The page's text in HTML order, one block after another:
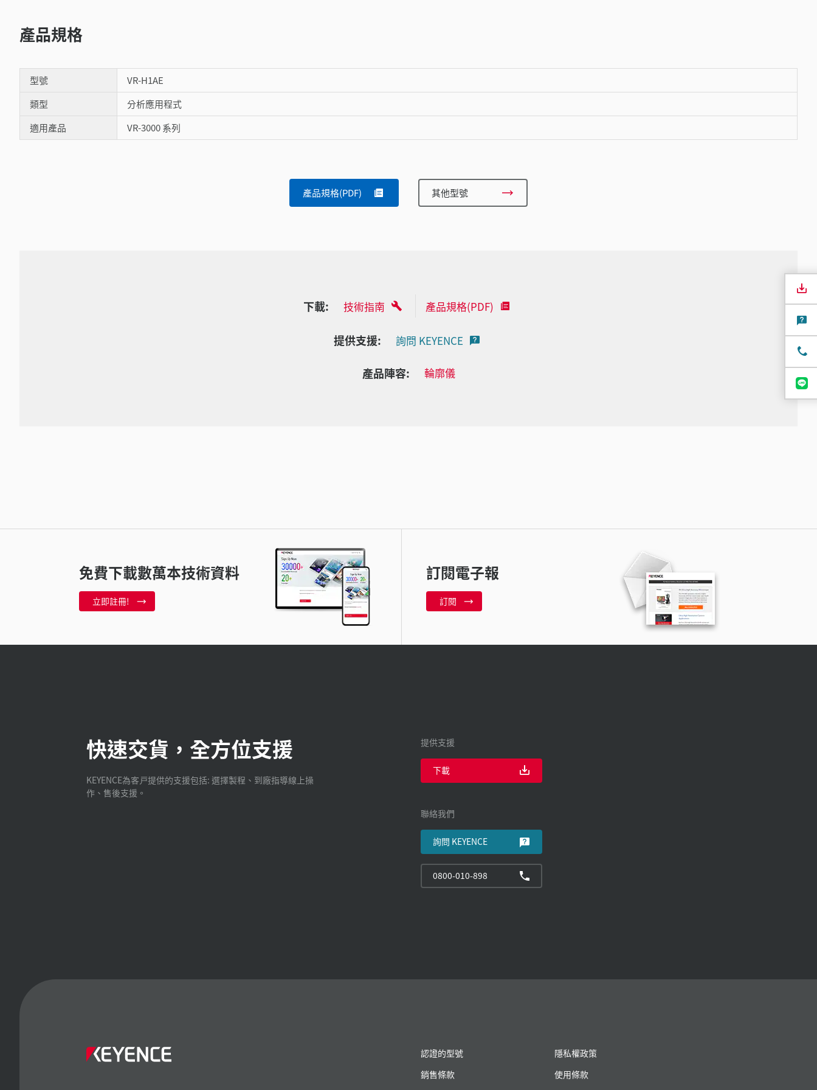
產品規格
型號
VR-H1AE
類型
分析應用程式
適用產品
VR-3000 系列
產品規格(PDF) 其他型號
下載: 技術指南 產品規格(PDF)
提供支援: 詢問 KEYENCE
產品陣容: 輪廓儀
免費下載數萬本技術資料
立即註冊!
訂閱電子報
訂閱
快速交貨，全方位支援
KEYENCE為客戸提供的支援包括: 選擇製程、到廠指導線上操
作、售後支援。
提供支援
下載
聯絡我們
詢問 KEYENCE
0800-010-898
認證的型號
隱私權政策
銷售條款
使用條款